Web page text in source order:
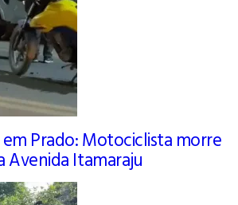
Prado: Motociclista morre
Avenida Itamaraju